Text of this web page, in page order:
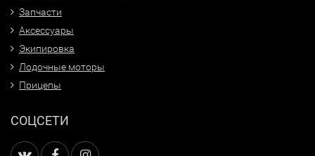
Запчасти
Аксессуары
Экипировка
Лодочные моторы
Прицепы
СОЦСЕТИ